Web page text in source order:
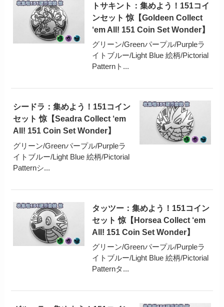
トサキント：集めよう！151コイ
ンセット 惊【Goldeen Collect
‘em All! 151 Coin Set Wonder】
グリーン/Greenパープル/Purpleラ
イトブルー/Light Blue 絵柄/Pictorial
Patternト...
シードラ：集めよう！151コイン
セット 惊【Seadra Collect ‘em
All! 151 Coin Set Wonder】
グリーン/Greenパープル/Purpleラ
イトブルー/Light Blue 絵柄/Pictorial
Patternシ...
タッツー：集めよう！151コイン
セット 惊【Horsea Collect ‘em
All! 151 Coin Set Wonder】
グリーン/Greenパープル/Purpleラ
イトブルー/Light Blue 絵柄/Pictorial
Patternタ...